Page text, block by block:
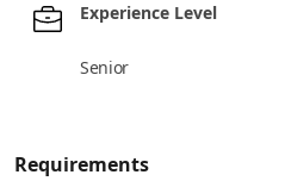
Experience Level
Senior
Requirements